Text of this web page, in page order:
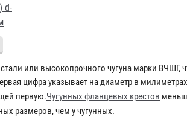
d-
или высокопрочного чугуна марки ВЧШГ,
цифра указывает на диаметр в
первую.Чугунных фланцевых крестов
размеров, чем у чугунных.